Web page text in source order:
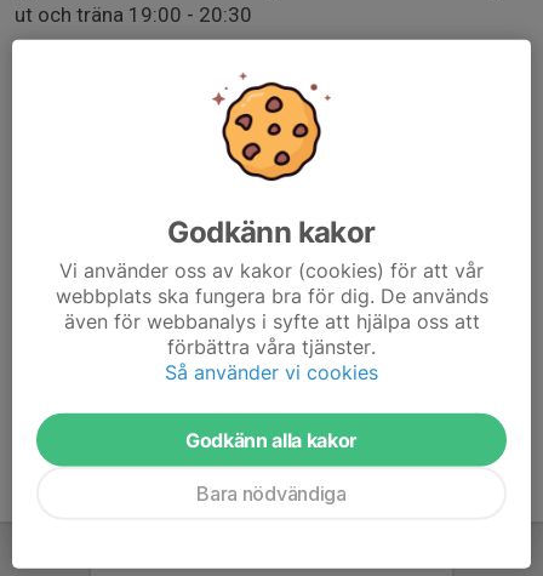
ut och träna 19:00 - 20:30
Glöm inte lämpliga skor, benskydd och vattenflaska.
Rävekärrsplanen ligger bredvid Rävekärrsskolan
För att vi ska kunna planera träningen MÅSTE ni svara på
Kallelsen stänger en timme innan träning. Om något
skulle ändras efter det, vänligen hör av er på Whatsapp
Väl mött på onsdag
Godkänn kakor
Vi använder oss av kakor (cookies) för att vår
webbplats ska fungera bra för dig. De används
även för webbanalys i syfte att hjälpa oss att
förbättra våra tjänster.
Så använder vi cookies
Godkänn alla kakor
Bara nödvändiga